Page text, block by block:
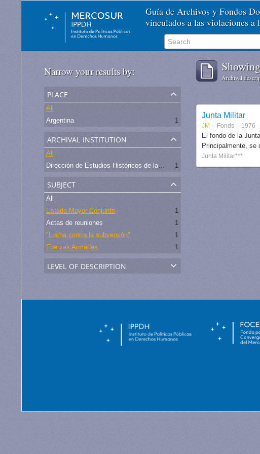
Guía de Archivos y Fondos
vinculados a las violaciones a
Narrow your results by:
place
All
Argentina
1
archival institution
All
Dirección de Estudios Históricos de la Fuerza Aérea
1
subject
All
Estado Mayor Conjunto
1
Actas de reuniones
1
"Lucha contra la subversión"
1
Fuerzas Armadas
1
level of description
Archival
Junta Militar
JM Fonds 1976
El fondo de la
Principalmente, se
Junta Militar***